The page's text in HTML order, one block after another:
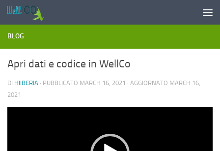
Salta al contenuto
BLOG
Apri dati e codice in WellCo
DI HIIBERIA · PUBBLICATO MARCH 16, 2021 · AGGIORNATO MARCH 16,
2021